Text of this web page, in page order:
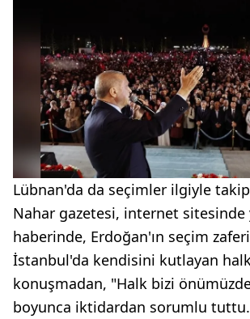
Lübnan'da da seçimler ilgiyle
Nahar gazetesi, internet sitesinde
haberinde, Erdoğan'ın seçim
İstanbul'da kendisini kutlayan
konuşmadan, "Halk bizi
boyunca iktidardan sorumlu